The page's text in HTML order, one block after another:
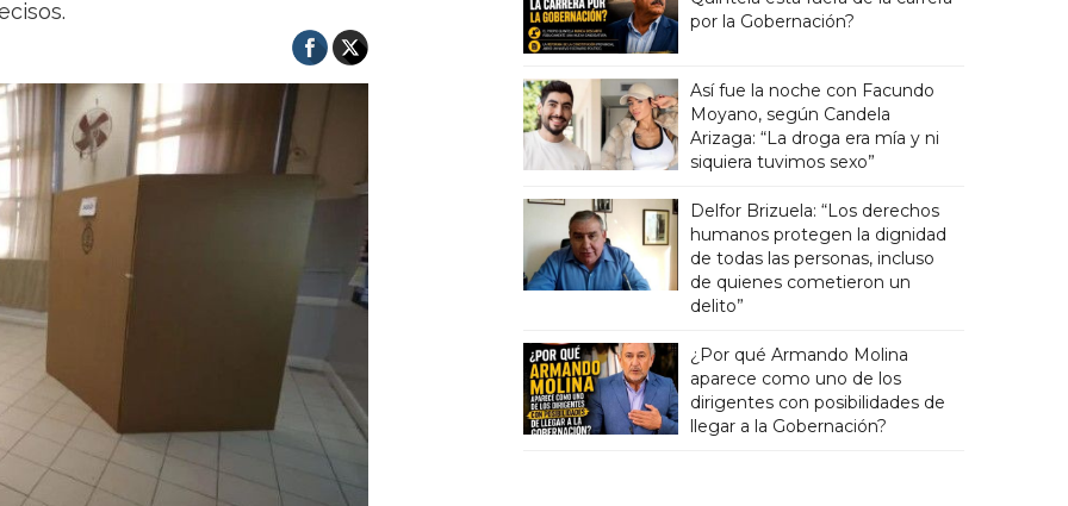
por la Gobernación?
Así fue la noche con Facundo
Moyano, según Candela
Arizaga: “La droga era mía y ni
siquiera tuvimos sexo”
Delfor Brizuela: “Los derechos
humanos protegen la dignidad
de todas las personas, incluso
de quienes cometieron un
delito”
¿Por qué Armando Molina
aparece como uno de los
dirigentes con posibilidades de
llegar a la Gobernación?